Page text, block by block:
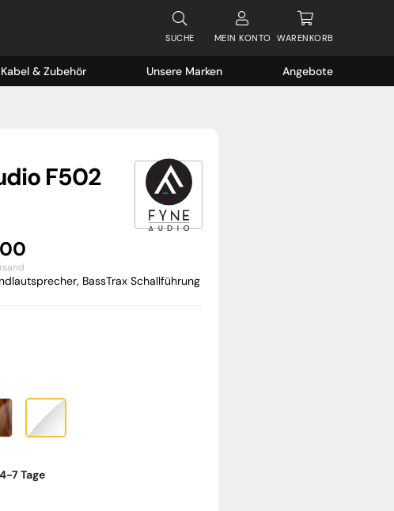
SUCHE MEIN KONTO WARENKORB
Kabel & Zubehör Unsere Marken Angebote
F502
BassTrax Schallführung
7 Tage